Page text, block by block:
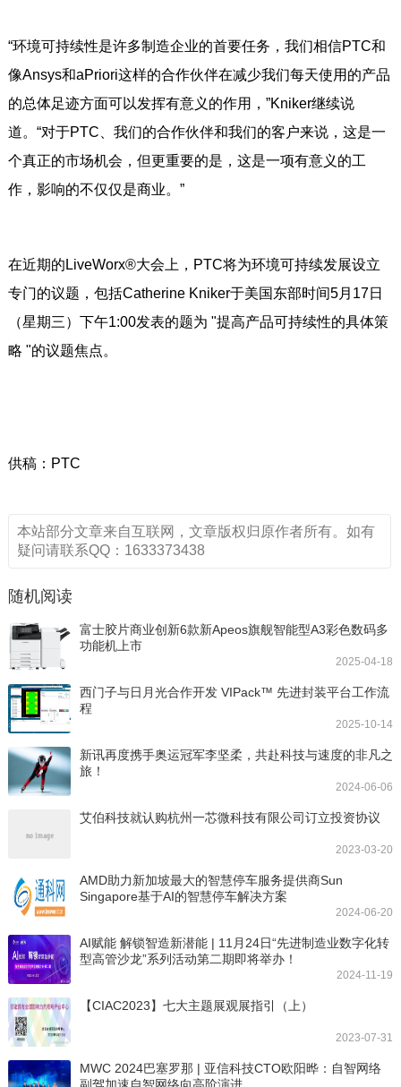
“环境可持续性是许多制造企业的首要任务，我们相信PTC和
像Ansys和aPriori这样的合作伙伴在减少我们每天使用的产品
的总体足迹方面可以发挥有意义的作用，”Kniker继续说
道。“对于PTC、我们的合作伙伴和我们的客户来说，这是一
个真正的市场机会，但更重要的是，这是一项有意义的工
作，影响的不仅仅是商业。”
在近期的LiveWorx®大会上，PTC将为环境可持续发展设立
专门的议题，包括Catherine Kniker于美国东部时间5月17日
（星期三）下午1:00发表的题为 "提高产品可持续性的具体策
略 "的议题焦点。
供稿：PTC
本站部分文章来自互联网，文章版权归原作者所有。如有
疑问请联系QQ：1633373438
随机阅读
富士胶片商业创新6款新Apeos旗舰智能型A3彩色数码多
功能机上市
2025-04-18
西门子与日月光合作开发 VIPack™ 先进封装平台工作流
程
2025-10-14
新讯再度携手奥运冠军李坚柔，共赴科技与速度的非凡之
旅！
2024-06-06
艾伯科技就认购杭州一芯微科技有限公司订立投资协议
2023-03-20
AMD助力新加坡最大的智慧停车服务提供商Sun
Singapore基于AI的智慧停车解决方案
2024-06-20
AI赋能 解锁智造新潜能 | 11月24日“先进制造业数字化转
型高管沙龙”系列活动第二期即将举办！
2024-11-19
【CIAC2023】七大主题展观展指引（上）
2023-07-31
MWC 2024巴塞罗那 | 亚信科技CTO欧阳晔：自智网络